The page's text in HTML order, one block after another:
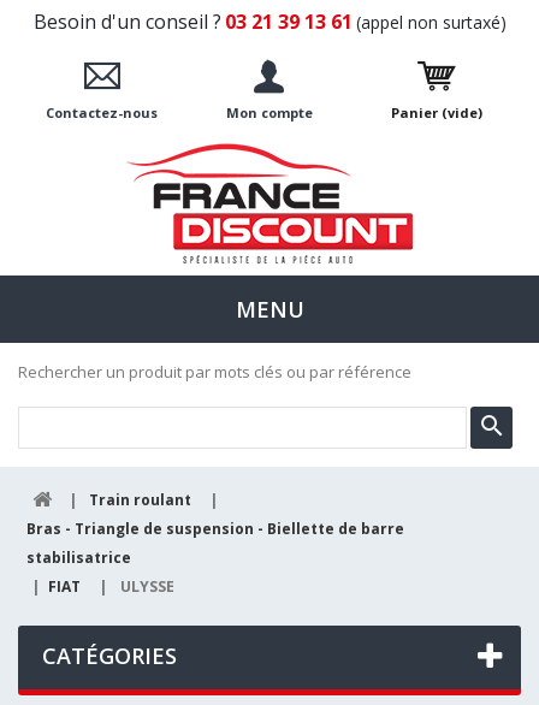
Besoin d'un conseil ? 03 21 39 13 61 (appel non surtaxé)
Contactez-nous Mon compte Panier (vide)
MENU
Rechercher un produit par mots clés ou par référence
| Train roulant
|
Bras - Triangle de suspension - Biellette de barre
stabilisatrice
| FIAT | ULYSSE
CATÉGORIES